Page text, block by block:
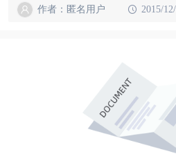
作者：匿名用户 2015/